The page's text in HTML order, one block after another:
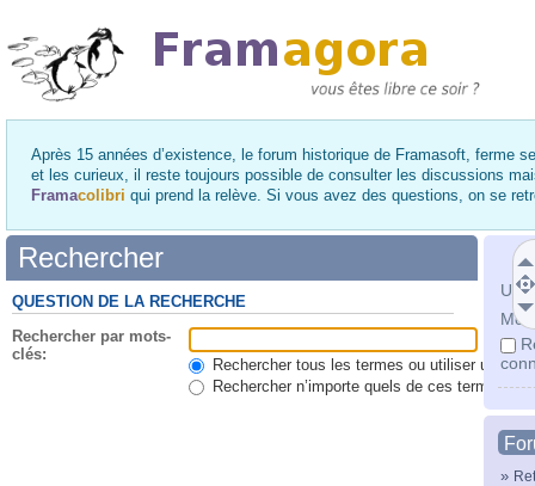
Après 15 années d’existence, le forum historique de Framasoft, ferme
et les curieux, il reste toujours possible de consulter les discussions
Framacolibri qui prend la relève. Si vous avez des questions, on se
Mot
»
Rechercher
QUESTION DE LA RECHERCHE
Rechercher par mots-
clés:
Rechercher tous les termes ou utiliser une
Rechercher n’importe quels de ces termes